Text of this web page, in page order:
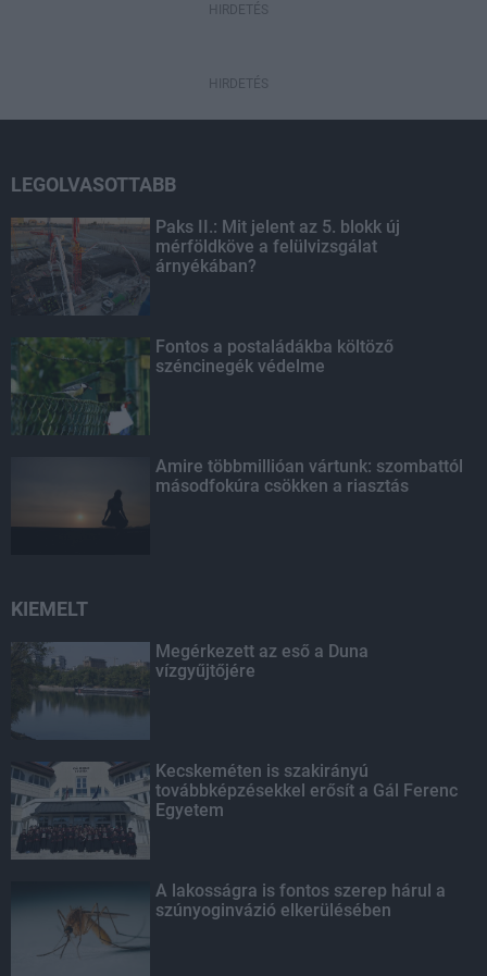
HIRDETÉS
HIRDETÉS
LEGOLVASOTTABB
Paks II.: Mit jelent az 5. blokk új
mérföldköve a felülvizsgálat
árnyékában?
Fontos a postaládákba költöző
széncinegék védelme
Amire többmillióan vártunk: szombattól
másodfokúra csökken a riasztás
KIEMELT
Megérkezett az eső a Duna
vízgyűjtőjére
Kecskeméten is szakirányú
továbbképzésekkel erősít a Gál Ferenc
Egyetem
A lakosságra is fontos szerep hárul a
szúnyoginvázió elkerülésében